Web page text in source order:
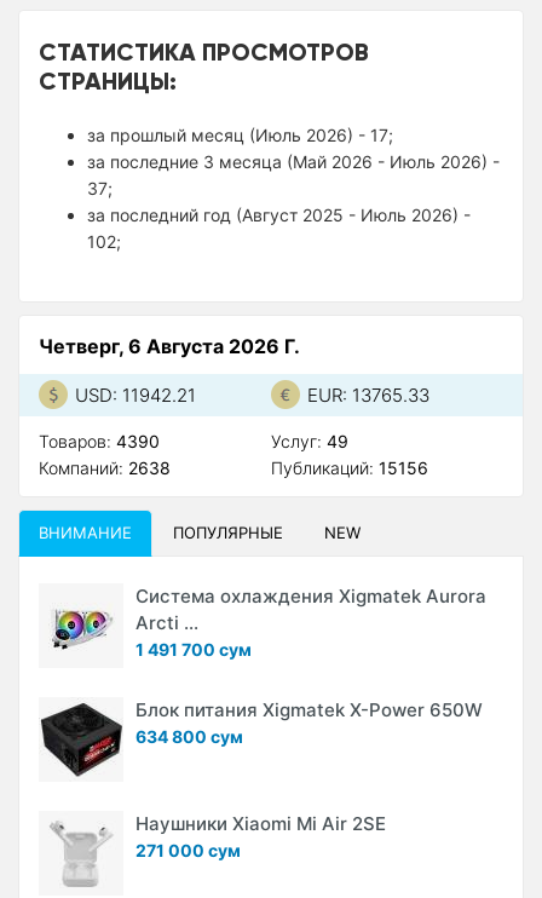
СТАТИСТИКА ПРОСМОТРОВ
СТРАНИЦЫ:
за прошлый месяц (Июль 2026) - 17;
за последние 3 месяца (Май 2026 - Июль 2026) -
37;
за последний год (Август 2025 - Июль 2026) -
102;
Четверг, 6 Августа 2026 Г.
USD: 11942.21 EUR: 13765.33
Товаров: 4390
Компаний: 2638
Услуг: 49
Публикаций: 15156
ВНИМАНИЕ ПОПУЛЯРНЫЕ NEW
Система охлаждения Xigmatek Aurora
Arcti ...
1 491 700 сум
Блок питания Xigmatek X-Power 650W
634 800 сум
Наушники Xiaomi Mi Air 2SE
271 000 сум